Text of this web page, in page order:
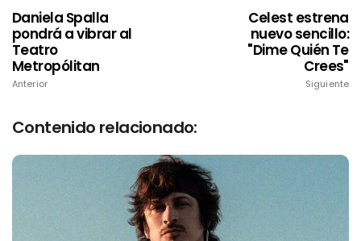
Daniela Spalla
pondrá a vibrar al
Teatro
Metropólitan
Anterior
Celest estrena
nuevo sencillo:
"Dime Quién Te
Crees"
Siguiente
Contenido relacionado: